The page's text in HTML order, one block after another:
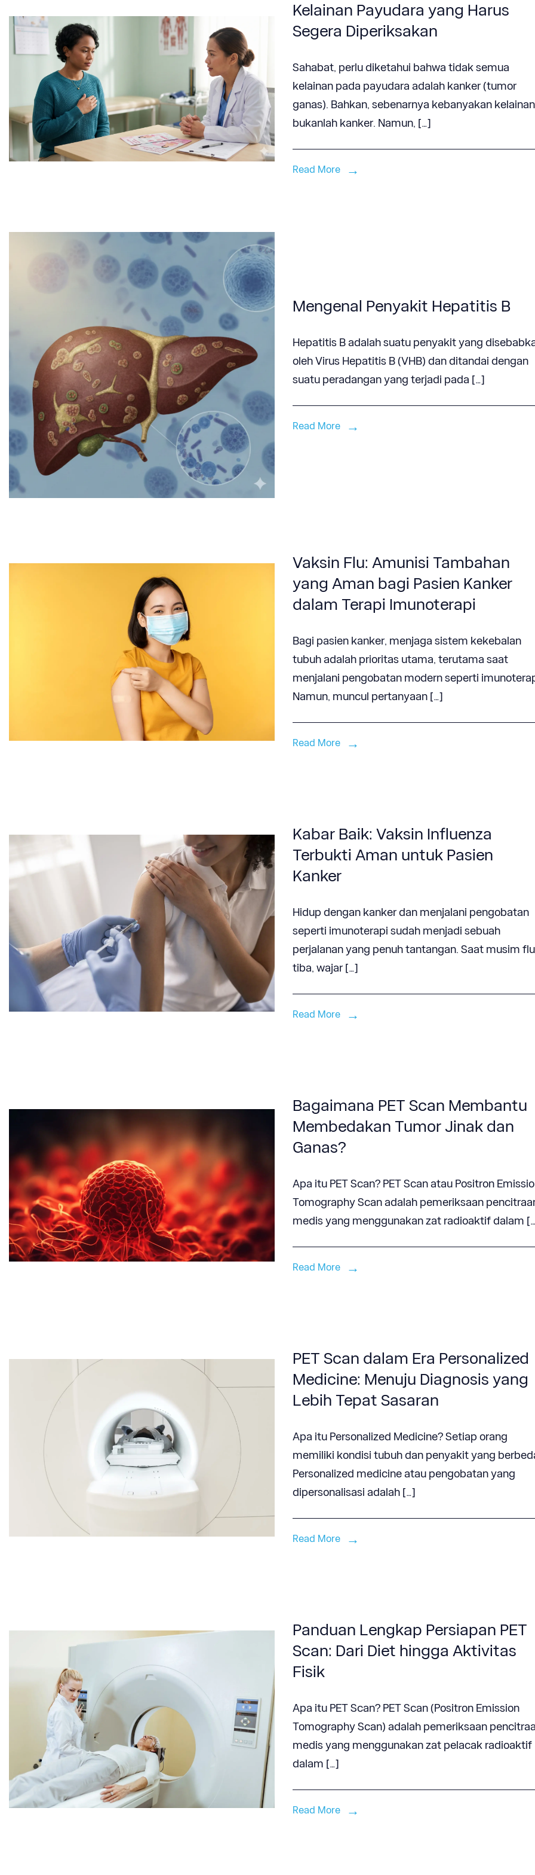
Kelainan Payudara yang Harus
Segera Diperiksakan
Sahabat, perlu diketahui bahwa tidak semua
kelainan pada payudara adalah kanker (tumor
ganas). Bahkan, sebenarnya kebanyakan kelainan
bukanlah kanker. Namun, […]
Read More
Mengenal Penyakit Hepatitis B
Hepatitis B adalah suatu penyakit yang
oleh Virus Hepatitis B (VHB) dan ditandai dengan
suatu peradangan yang terjadi pada […]
Read More
Vaksin Flu: Amunisi Tambahan
yang Aman bagi Pasien Kanker
dalam Terapi Imunoterapi
Bagi pasien kanker, menjaga sistem kekebalan
tubuh adalah prioritas utama, terutama saat
menjalani pengobatan modern seperti
Namun, muncul pertanyaan […]
Read More
Kabar Baik: Vaksin Influenza
Terbukti Aman untuk Pasien
Kanker
Hidup dengan kanker dan menjalani pengobatan
seperti imunoterapi sudah menjadi sebuah
perjalanan yang penuh tantangan. Saat musim flu
tiba, wajar […]
Read More
Bagaimana PET Scan Membantu
Membedakan Tumor Jinak dan
Ganas?
Apa itu PET Scan? PET Scan atau Positron
Tomography Scan adalah pemeriksaan
medis yang menggunakan zat radioaktif dalam
Read More
PET Scan dalam Era Personalized
Medicine: Menuju Diagnosis yang
Lebih Tepat Sasaran
Apa itu Personalized Medicine? Setiap orang
memiliki kondisi tubuh dan penyakit yang
Personalized medicine atau pengobatan yang
dipersonalisasi adalah […]
Read More
Panduan Lengkap Persiapan PET
Scan: Dari Diet hingga Aktivitas
Fisik
Apa itu PET Scan? PET Scan (Positron Emission
Tomography Scan) adalah pemeriksaan
medis yang menggunakan zat pelacak radioaktif
dalam […]
Read More